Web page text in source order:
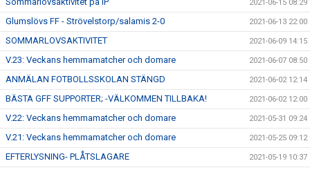
2021-06-15 08:29
Glumslövs FF - Strövelstorp/salamis 2-0 2021-06-13 22:00
SOMMARLOVSAKTIVITET 2021-06-09 14:15
V.23: Veckans hemmamatcher och domare 2021-06-07 08:50
ANMÄLAN FOTBOLLSSKOLAN STÄNGD 2021-06-02 12:14
BÄSTA GFF SUPPORTER; -VÄLKOMMEN TILLBAKA! 2021-06-02 12:00
V.22: Veckans hemmamatcher och domare 2021-05-31 09:24
V.21: Veckans hemmamatcher och domare 2021-05-25 09:12
EFTERLYSNING- PLÅTSLAGARE 2021-05-19 10:37